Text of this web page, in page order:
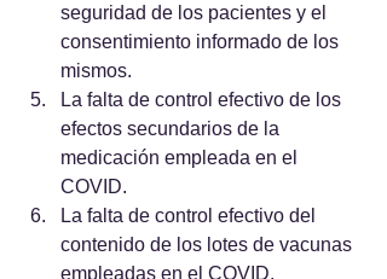
seguridad de los pacientes y el
consentimiento informado de los
mismos.
La falta de control efectivo de los
efectos secundarios de la
medicación empleada en el
COVID.
La falta de control efectivo del
contenido de los lotes de vacunas
empleadas en el COVID.